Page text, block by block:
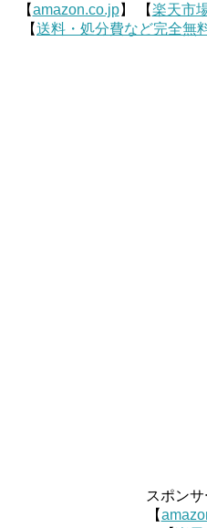
【amazon.co.jp】 【楽天市
【送料・処分費など完全無
スポン
【